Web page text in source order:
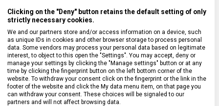
DRUH ZBOŽÍ Kuchyňské vybavení
ZÁRUKA 24 měsíců
HMOTNOST 117 g
TYP OSTŘÍ Rovné
Clicking on the "Deny" button retains the default setting of only
strictly necessary cookies.
We and our partners store and/or access information on a device, such
as unique IDs in cookies and other browser storage to process personal
data. Some vendors may process your personal data based on legitimate
interest, to object to this open the "Settings". You may accept, deny or
manage your settings by clicking the "Manage settings" button or at any
time by clicking the fingerprint button on the left bottom corner of the
website. To withdraw your consent click on the fingerprint or the link in the
footer of the website and click the My data menu item, on that page you
can withdraw your consent. These choices will be signaled to our
partners and will not affect browsing data.